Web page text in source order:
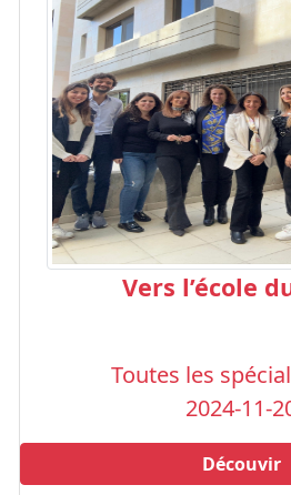
Vers l’école
Toutes les
2024-11-
Découvir